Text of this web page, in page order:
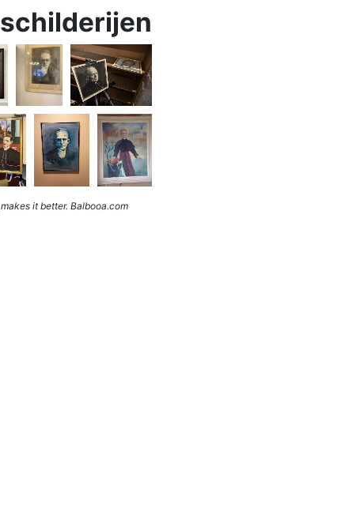
makes it better. Balbooa.com